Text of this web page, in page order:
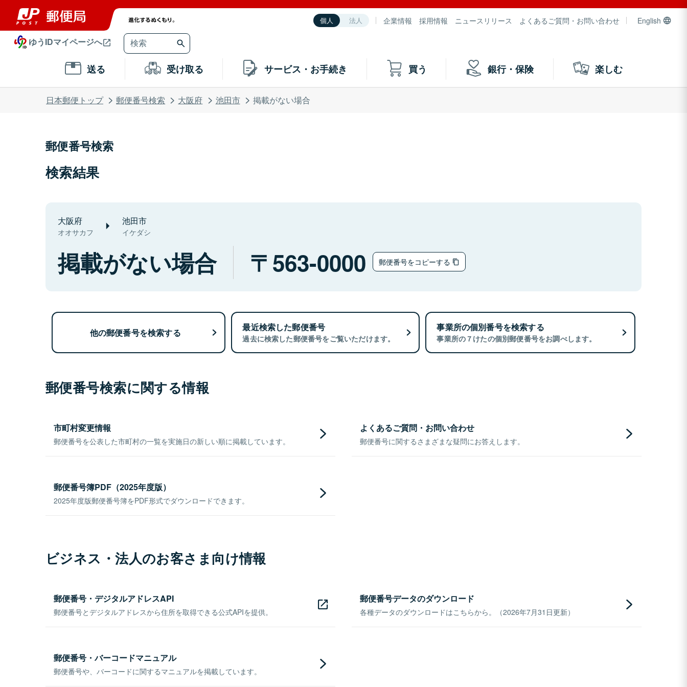
個人 法人 企業情報 採用情報 ニュースリリース よくあるご質問・お問い合わせ English
ゆうIDマイページへ
送る 受け取る サービス・お手続き 買う 銀行・保険 楽しむ
日本郵便トップ 郵便番号検索 大阪府 池田市 掲載がない場合
郵便番号検索
検索結果
大阪府
オオサカフ
池田市
イケダシ
掲載がない場合 563-0000 郵便番号をコピーする
他の郵便番号を検索する 最近検索した郵便番号
過去に検索した郵便番号をご覧いただけます。
事業所の個別番号を検索する
事業所の７けたの個別郵便番号をお調べします。
郵便番号検索に関する情報
市町村変更情報
郵便番号を公表した市町村の一覧を実施日の新しい順に掲載しています。
よくあるご質問・お問い合わせ
郵便番号に関するさまざまな疑問にお答えします。
郵便番号簿PDF（2025年度版）
2025年度版郵便番号簿をPDF形式でダウンロードできます。
ビジネス・法人のお客さま向け情報
郵便番号・デジタルアドレスAPI
郵便番号とデジタルアドレスから住所を取得できる公式APIを提供。
郵便番号データのダウンロード
各種データのダウンロードはこちらから。（2026年7月31日更新）
郵便番号・バーコードマニュアル
郵便番号や、バーコードに関するマニュアルを掲載しています。